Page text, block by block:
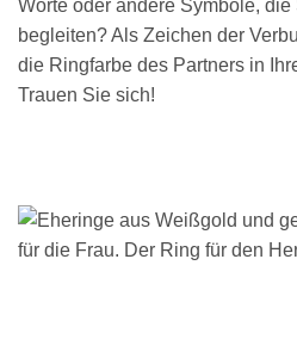
Worte oder andere Symbole,
begleiten? Als Zeichen der
die Ringfarbe des Partners in
Trauen Sie sich!